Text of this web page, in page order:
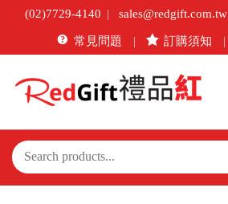
(02)7729-4140 sales@redgift.com.tw
常見問題 訂購須知